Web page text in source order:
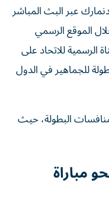
عبر البث المباشر
الموقع الرسمي
الرسمية للاتحاد على
للجماهير في الدول
البطولة، حيث
مباراة